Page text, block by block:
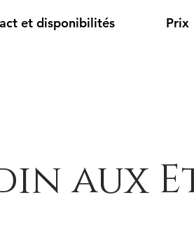
et disponibilités Prix
aux